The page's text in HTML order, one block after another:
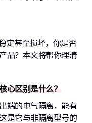
定甚至损坏，你是否
品？本文将帮你理清
心区别是什么？
端的电气隔离，能有
是它与非隔离型号的